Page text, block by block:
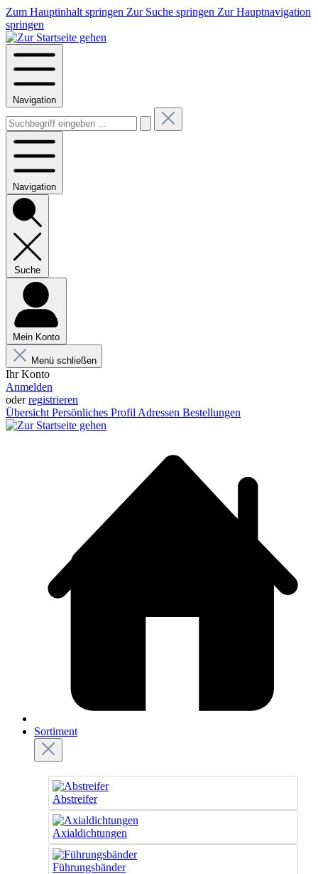
Zum Hauptinhalt springen Zur Suche springen Zur Hauptnavigation
springen
Navigation
Navigation
Suche
Mein Konto
Menü schließen
Ihr Konto
Anmelden
oderregistrieren
Übersicht Persönliches Profil Adressen Bestellungen
Sortiment
Abstreifer
Axialdichtungen
Führungsbänder